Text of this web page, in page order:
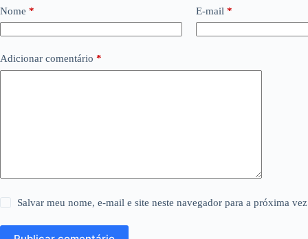
Nome * E-mail *
Adicionar comentário *
Salvar meu nome, e-mail e site neste navegador para a próxima